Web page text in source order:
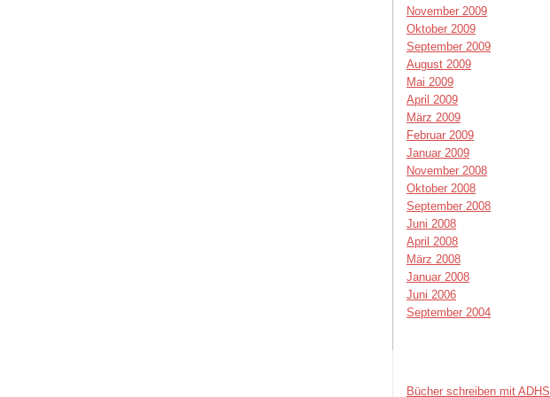
November 2009
Oktober 2009
September 2009
August 2009
Mai 2009
April 2009
März 2009
Februar 2009
Januar 2009
November 2008
Oktober 2008
September 2008
Juni 2008
April 2008
März 2008
Januar 2008
Juni 2006
September 2004
Bücher schreiben mit ADHS